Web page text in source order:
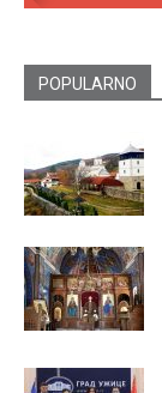
POPULARNO